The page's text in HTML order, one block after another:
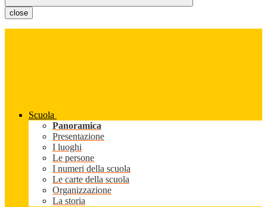
close
Scuola
Panoramica
Presentazione
I luoghi
Le persone
I numeri della scuola
Le carte della scuola
Organizzazione
La storia